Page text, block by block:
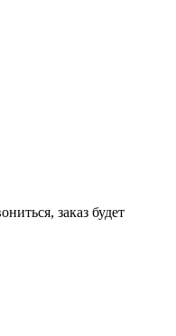
заказ будет